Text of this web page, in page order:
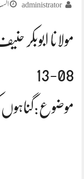
administrator اگست
08-13
موضوع:گناہوں